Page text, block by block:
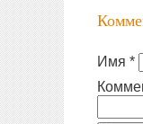
Имя *